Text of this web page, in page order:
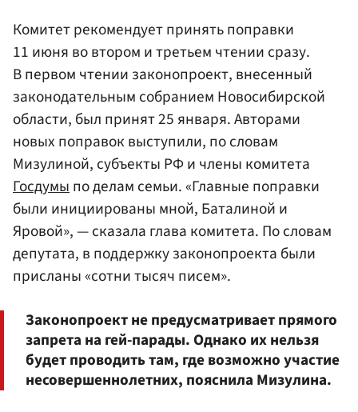
Комитет рекомендует принять поправки
11 июня во втором и третьем чтении сразу.
В первом чтении законопроект, внесенный
законодательным собранием Новосибирской
области, был принят 25 января. Авторами
новых поправок выступили, по словам
Мизулиной, субъекты РФ и члены комитета
Госдумыпо делам семьи. «Главные поправки
были инициированы мной, Баталиной и
Яровой», — сказала глава комитета. По словам
депутата, в поддержку законопроекта были
присланы «сотни тысяч писем».
Законопроект не предусматривает прямого
запрета на гей-парады. Однако их нельзя
будет проводить там, где возможно участие
несовершеннолетних, пояснила Мизулина.